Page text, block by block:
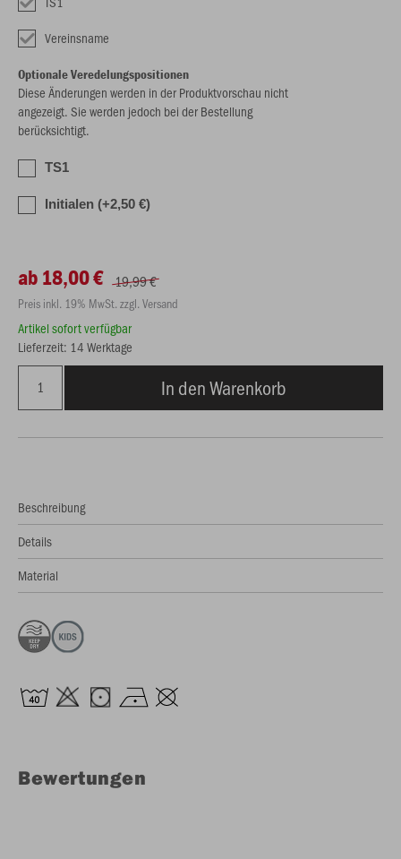
Vereinsname
Optionale Veredelungspositionen
Diese Änderungen werden in der Produktvorschau nicht
angezeigt. Sie werden jedoch bei der Bestellung
berücksichtigt.
TS1
Initialen (+2,50 €)
ab 18,00 € 19,99 €
Preis inkl. 19% MwSt. zzgl. Versand
Artikel sofort verfügbar
Lieferzeit: 14 Werktage
In den Warenkorb
Beschreibung
Details
Material
Bewertungen